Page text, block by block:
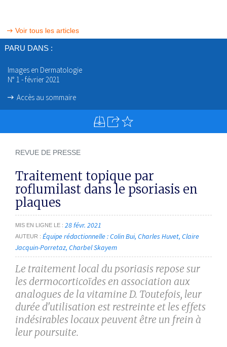
Voir tous les articles
PARU DANS :
Images en Dermatologie
N° 1 - février 2021
Accès au sommaire
REVUE DE PRESSE
Traitement topique par
roflumilast dans le psoriasis en
plaques
MIS EN LIGNE LE 28 févr. 2021
AUTEUR Équipe rédactionnelle : Colin Bui Charles Huvet Claire
Jacquin-Porretaz Charbel Skayem
Le traitement local du psoriasis repose sur
les dermocorticoïdes en association aux
analogues de la vitamine D. Toutefois, leur
durée d'utilisation est restreinte et les effets
indésirables locaux peuvent être un frein à
leur poursuite.